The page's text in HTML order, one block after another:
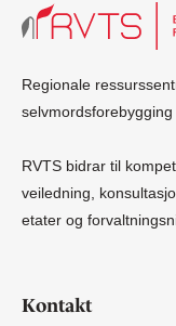
Regionale
selvmordsforebygging
RVTS bidrar til
veiledning,
etater og
Kontakt